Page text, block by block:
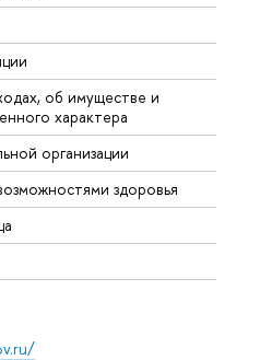
об имуществе и
характера
организации
здоровья